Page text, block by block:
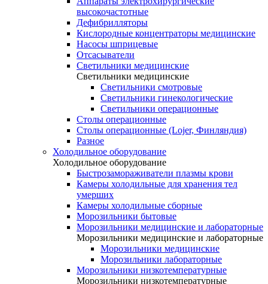
высокочастотные
Дефибрилляторы
Кислородные концентраторы медицинские
Насосы шприцевые
Отсасыватели
Светильники медицинские
Светильники медицинские
Светильники смотровые
Светильники гинекологические
Светильники операционные
Столы операционные
Столы операционные (Lojer, Финляндия)
Разное
Холодильное оборудование
Холодильное оборудование
Быстрозамораживатели плазмы крови
Камеры холодильные для хранения тел
умерших
Камеры холодильные сборные
Морозильники бытовые
Морозильники медицинские и лабораторные
Морозильники медицинские и лабораторные
Морозильники медицинские
Морозильники лабораторные
Морозильники низкотемпературные
Морозильники низкотемпературные